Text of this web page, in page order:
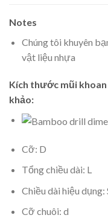
Notes
Chúng tôi khuyên
vật liệu nhựa
Kích thước mũi
khảo:
Cỡ: D
Tổng chiều dài: L
Chiều dài hiệu dụng:
Cỡ chuôi: d